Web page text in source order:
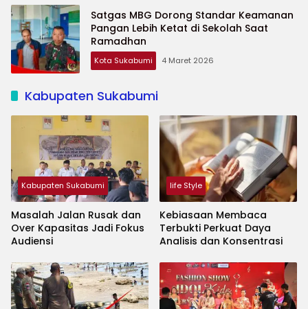
Satgas MBG Dorong Standar Keamanan
Pangan Lebih Ketat di Sekolah Saat
Ramadhan
Kota Sukabumi 4 Maret 2026
Kabupaten Sukabumi
Kabupaten Sukabumi
Masalah Jalan Rusak dan
Over Kapasitas Jadi Fokus
Audiensi
life Style
Kebiasaan Membaca
Terbukti Perkuat Daya
Analisis dan Konsentrasi